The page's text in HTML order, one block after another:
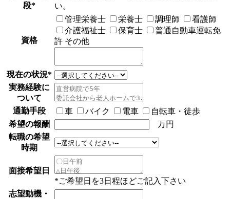
段*
い。
資格
管理栄養士 栄養士 調理師
看護師
介護福祉士
保育士
普通自動車運転免
許 その他
現在の状況*
実務経験に
ついて
通勤手段
車 バイク 電車
自転車・徒歩
希望の報酬
万円
転職の希望
時期
面接希望日
*ご希望日を3日程ほどご記入下さい
志望動機・